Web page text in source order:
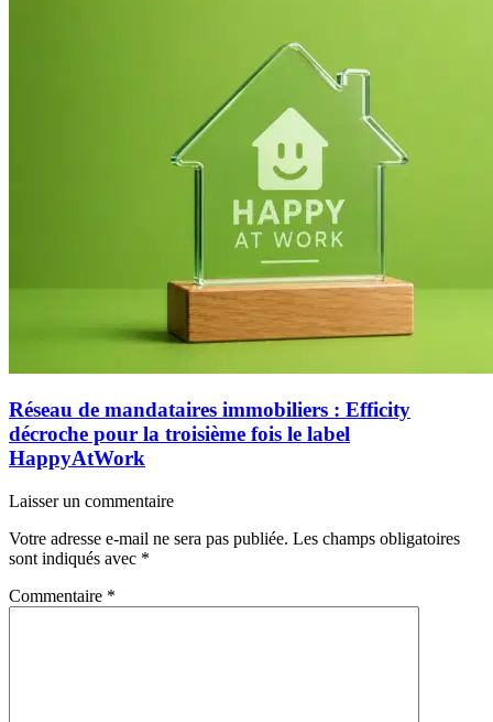
Réseau de mandataires immobiliers : Efficity
décroche pour la troisième fois le label
HappyAtWork
Laisser un commentaire
Votre adresse e-mail ne sera pas publiée. Les champs obligatoires
sont indiqués avec *
Commentaire *